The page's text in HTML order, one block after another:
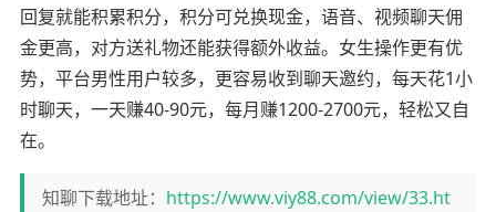
回复就能积累积分，积分可兑换现金，语音、视频聊天佣
金更高，对方送礼物还能获得额外收益。女生操作更有优
势，平台男性用户较多，更容易收到聊天邀约，每天花1小
时聊天，一天赚40-90元，每月赚1200-2700元，轻松又自
在。
知聊下载地址： https://www.viy88.com/view/33.ht